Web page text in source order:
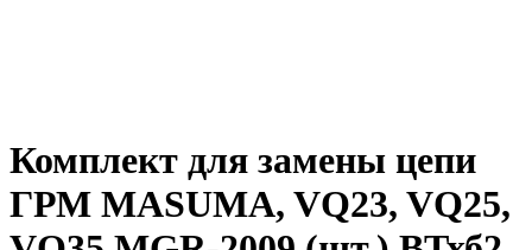
Комплект для замены цепи
ГРМ MASUMA, VQ23, VQ25,